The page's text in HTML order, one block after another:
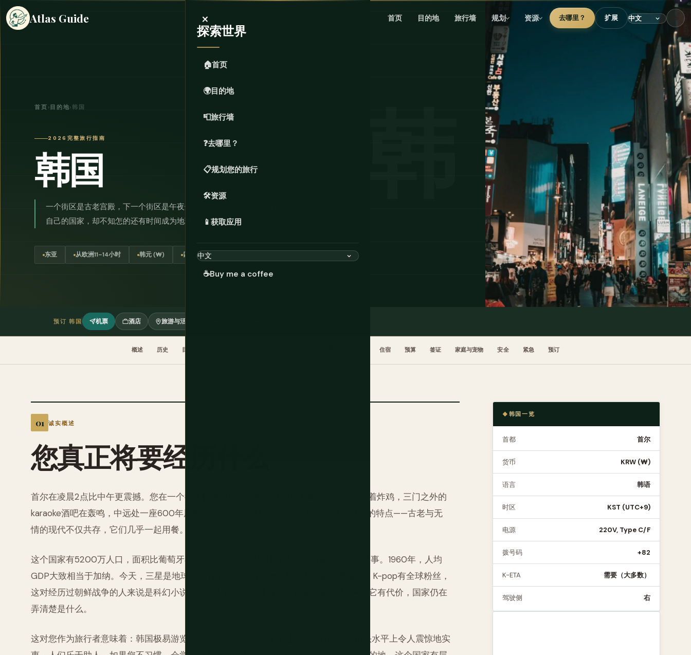
Atlas Guide 首页 目的地 旅行墙 规划 资源 去哪里？ 扩展
×
探索世界
🏠首页
🌍目的地
📮旅行墙
❓去哪里？
📋规划您的旅行
🛠️资源
📱 获取应用
☕Buy me a coffee
首页 › 目的地›韩国
2026完整旅行指南
韩国
一个街区是古老宫殿，下一个街区是午夜炸鸡外卖。一个在一代人时间内从废墟中重建
自己的国家，却不知怎的还有时间成为地球上最具文化影响力的地方之一。
东亚 从欧洲11–14小时 韩元 (₩) 四个鲜明季节
预订 韩国 机票 酒店 旅游与活动
概述 历史 目的地 住宿 预算 签证 家庭与宠物 安全 紧急 预订
诚实概述
您真正将要经历什么
首尔在凌晨2点比中午更震撼。您在一个街头帐篷里和一小时前认识的人喝烧酒，桌上放着炸鸡，三门之外的
karaoke酒吧在轰鸣，中远处一座600年历史的宫殿在泛光灯墙后完全黑暗。这就是韩国的特点——古老与无
情的现代不仅共存，它们几乎一起用餐。
这个国家有5200万人口，面积比葡萄牙小，在过去70年里以让经济学家仍紧张的步伐做事。1960年，人均
GDP大致相当于加纳。今天，三星是地球上最有价值的公司之一，韩国电影赢得奥斯卡，K-pop有全球粉丝，
这对经历过朝鲜战争的人来说是科幻小说。韩国人称之为汉江奇迹，它确实是奇迹——但它有代价，国家仍在
弄清楚是什么。
这对您作为旅行者意味着：韩国极易游览。地铁系统非凡。美食是世界上最好的，在街头水平上令人震惊地实
韩国一览
首都 首尔
货币 KRW (₩)
语言 韩语
时区 KST (UTC+9)
电源 220V, Type C/F
拨号码 +82
K-ETA 需要（大多数）
驾驶侧 右